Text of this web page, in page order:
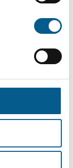
Suchen